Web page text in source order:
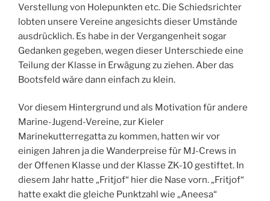
Verstellung von Holepunkten etc. Die Schiedsrichter
lobten unsere Vereine angesichts dieser Umstände
ausdrücklich. Es habe in der Vergangenheit sogar
Gedanken gegeben, wegen dieser Unterschiede eine
Teilung der Klasse in Erwägung zu ziehen. Aber das
Bootsfeld wäre dann einfach zu klein.
Vor diesem Hintergrund und als Motivation für andere
Marine-Jugend-Vereine, zur Kieler
Marinekutterregatta zu kommen, hatten wir vor
einigen Jahren ja die Wanderpreise für MJ-Crews in
der Offenen Klasse und der Klasse ZK-10 gestiftet. In
diesem Jahr hatte „Fritjof“ hier die Nase vorn. „Fritjof“
hatte exakt die gleiche Punktzahl wie „Aneesa“